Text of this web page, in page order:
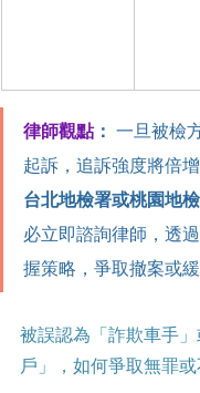
律師觀點： 一旦被檢
起訴，追訴強度將倍
台北地檢署或桃園地
必立即諮詢律師，透
握策略，爭取撤案或緩
被誤認為「詐欺車手
戶」，如何爭取無罪或